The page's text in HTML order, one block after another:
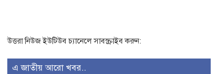
উত্তরা নিউজ ইউটিউব চ্যানেলে সাবস্ক্রাইব করুন:
এ জাতীয় আরো খবর..